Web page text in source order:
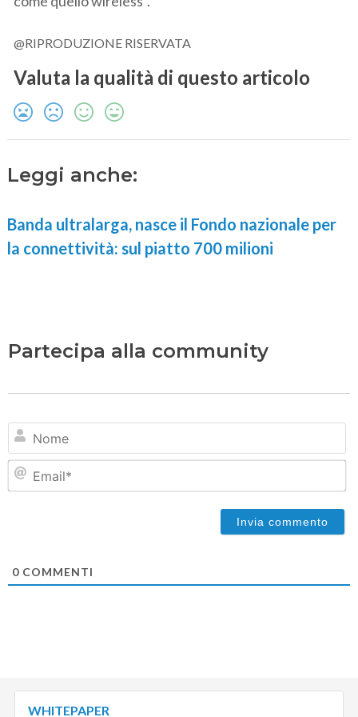
@RIPRODUZIONE RISERVATA
Valuta la qualità di questo articolo
Leggi anche:
Banda ultralarga, nasce il Fondo nazionale per
la connettività: sul piatto 700 milioni
Partecipa alla community
0 COMMENTI
WHITEPAPER